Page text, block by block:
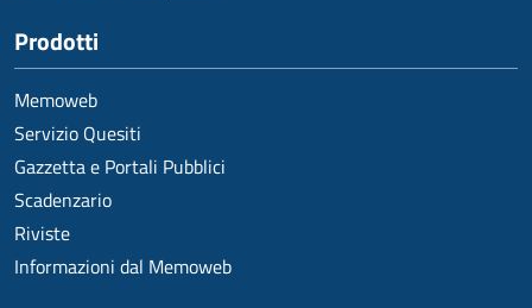
Prodotti
Memoweb
Servizio Quesiti
Gazzetta e Portali Pubblici
Scadenzario
Riviste
Informazioni dal Memoweb